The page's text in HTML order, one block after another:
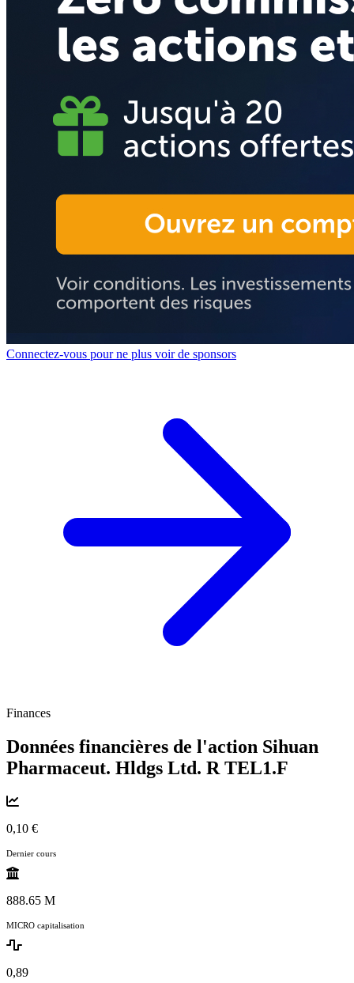
Connectez-vous pour ne plus voir de sponsors
Finances
Données financières de l'action Sihuan
Pharmaceut. Hldgs Ltd. R TEL1.F
0,10 €
Dernier cours
888.65 M
MICRO capitalisation
0,89